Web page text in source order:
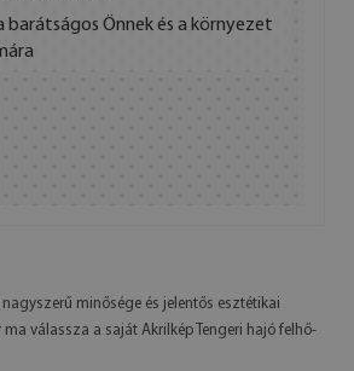
Önnek és a környezet
minősége és jelentős esztétikai
válassza a saját Akrilkép Tengeri hajó felhő-